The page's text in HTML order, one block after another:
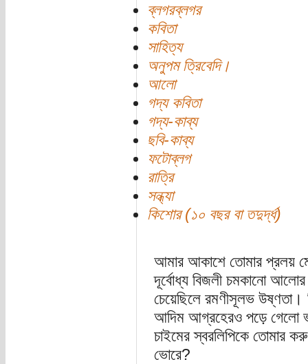
ব্লগরব্লগর
কবিতা
সাহিত্য
অনুপম ত্রিবেদি।
আলো
গদ্য কবিতা
গদ্য-কাব্য
ছবি-কাব্য
ফটোব্লগ
রাত্রি
সন্ধ্যা
কিশোর (১০ বছর বা তদুর্দ্ধ)
আমার আকাশে তোমার প্রলয়
দূর্বোধ্য বিজলী চমকানো আলোর
চেয়েছিলে রমণীসূলভ
আদিম আগ্রহেরও পড়ে গেলো
চাইমের স্বরলিপিকে তোমার
ভোরে?